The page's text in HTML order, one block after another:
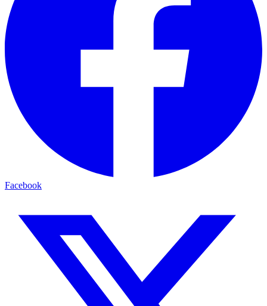
Facebook